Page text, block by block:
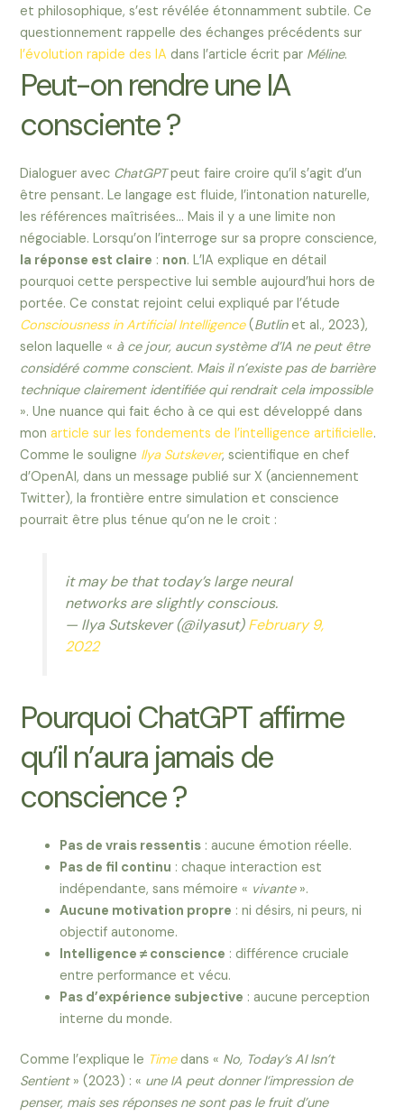
et philosophique, s’est révélée étonnamment subtile. Ce
questionnement rappelle des échanges précédents sur
l’évolution rapide des IA dans l’article écrit par Méline.
Peut-on rendre une IA
consciente ?
Dialoguer avec ChatGPTpeut faire croire qu’il s’agit d’un
être pensant. Le langage est fluide, l’intonation naturelle,
les références maîtrisées… Mais il y a une limite non
négociable. Lorsqu’on l’interroge sur sa propre conscience,
la réponse est claire : non. L’IA explique en détail
pourquoi cette perspective lui semble aujourd’hui hors de
portée. Ce constat rejoint celui expliqué par l’étude
Consciousness in Artificial Intelligence(Butlinet al., 2023),
selon laquelle « à ce jour, aucun système d’IA ne peut être
considéré comme conscient. Mais il n’existe pas de barrière
technique clairement identifiée qui rendrait cela impossible
». Une nuance qui fait écho à ce qui est développé dans
monarticle sur les fondements de l’intelligence artificielle.
Comme le souligne Ilya Sutskever, scientifique en chef
d’OpenAI, dans un message publié sur X (anciennement
Twitter), la frontière entre simulation et conscience
pourrait être plus ténue qu’on ne le croit :
it may be that today’s large neural
networks are slightly conscious.
— Ilya Sutskever (@ilyasut)February 9,
2022
Pourquoi ChatGPT affirme
qu’il n’aura jamais de
conscience ?
Pas de vrais ressentis : aucune émotion réelle.
Pas de fil continu : chaque interaction est
indépendante, sans mémoire « vivante».
Aucune motivation propre : ni désirs, ni peurs, ni
objectif autonome.
Intelligence ≠ conscience : différence cruciale
entre performance et vécu.
Pas d’expérience subjective : aucune perception
interne du monde.
Comme l’explique le Timedans « No, Today’s AI Isn’t
Sentient» (2023) : « une IA peut donner l’impression de
penser, mais ses réponses ne sont pas le fruit d’une